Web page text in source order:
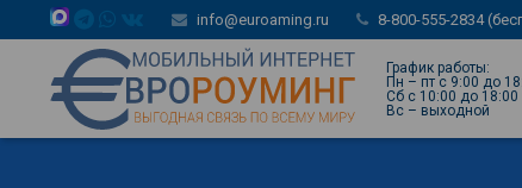
info@euroaming.ru 8-800-555-2834
График работы:
Пн – пт с 9:00 до
Сб с 10:00 до
Вс – выходной